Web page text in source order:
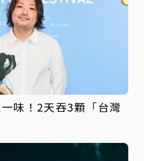
味！2天吞3顆「台灣